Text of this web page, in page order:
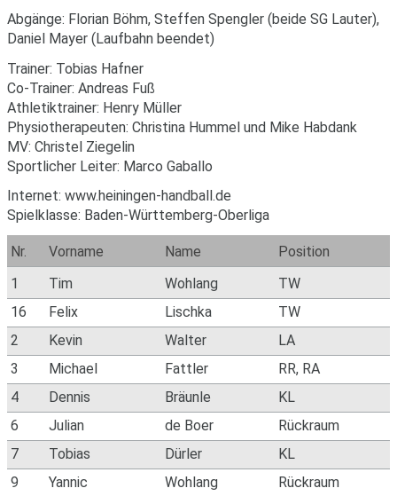
Abgänge: Florian Böhm, Steffen Spengler (beide SG Lauter),
Daniel Mayer (Laufbahn beendet)
Trainer: Tobias Hafner
Co-Trainer: Andreas Fuß
Athletiktrainer: Henry Müller
Physiotherapeuten: Christina Hummel und Mike Habdank
MV: Christel Ziegelin
Sportlicher Leiter: Marco Gaballo
Internet: www.heiningen-handball.de
Spielklasse: Baden-Württemberg-Oberliga
Nr. Vorname Name
Position
1
Tim Wohlang
TW
16
Felix Lischka
TW
2
Kevin Walter
LA
3
Michael Fattler
RR, RA
4
Dennis Bräunle
KL
6
Julian de Boer
Rückraum
7
Tobias Dürler
KL
9
Yannic Wohlang
Rückraum